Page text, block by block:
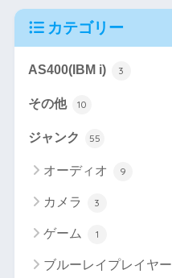
カテゴリー
AS400(IBM i) 3
その他 10
ジャンク 55
オーディオ 9
カメラ 3
ゲーム 1
ブルーレイプレイヤー